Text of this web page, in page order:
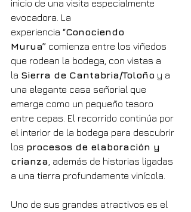
inicio de una visita especialmente
evocadora. La
experiencia “Conociendo
Murua” comienza entre los viñedos
que rodean la bodega, con vistas a
la Sierra de Cantabria/Toloño y a
una elegante casa señorial que
emerge como un pequeño tesoro
entre cepas. El recorrido continúa por
el interior de la bodega para descubrir
los procesos de elaboración y
crianza , además de historias ligadas
a una tierra profundamente vinícola.
Uno de sus grandes atractivos es el